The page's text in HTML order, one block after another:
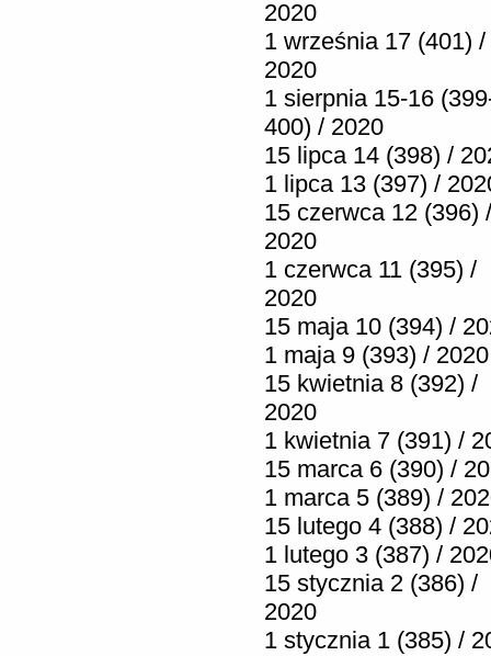
2020
1 września 17 (401) /
2020
1 sierpnia 15-16
400) / 2020
15 lipca 14 (398) /
1 lipca 13 (397) /
15 czerwca 12 (396) /
2020
1 czerwca 11 (395) /
2020
15 maja 10 (394) /
1 maja 9 (393) / 2020
15 kwietnia 8 (392) /
2020
1 kwietnia 7 (391) /
15 marca 6 (390) /
1 marca 5 (389) /
15 lutego 4 (388) /
1 lutego 3 (387) /
15 stycznia 2 (386) /
2020
1 stycznia 1 (385) /